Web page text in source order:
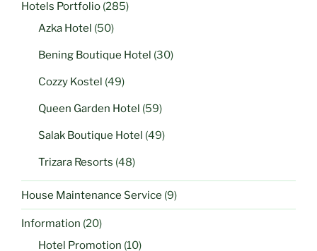
Hotels Portfolio (285)
Azka Hotel (50)
Bening Boutique Hotel (30)
Cozzy Kostel (49)
Queen Garden Hotel (59)
Salak Boutique Hotel (49)
Trizara Resorts (48)
House Maintenance Service (9)
Information (20)
Hotel Promotion (10)